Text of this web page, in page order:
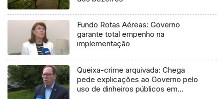
Fundo Rotas Aéreas: Governo
garante total empenho na
implementação
Queixa-crime arquivada: Chega
pede explicações ao Governo pelo
uso de dinheiros públicos em